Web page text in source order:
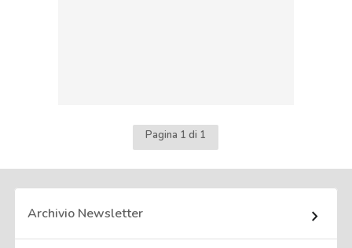
Pagina 1 di 1
Archivio Newsletter